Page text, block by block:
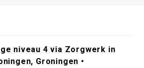
niveau 4 via Zorgwerk in
Groningen •